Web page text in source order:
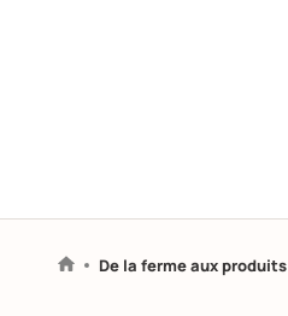
De la ferme aux produits